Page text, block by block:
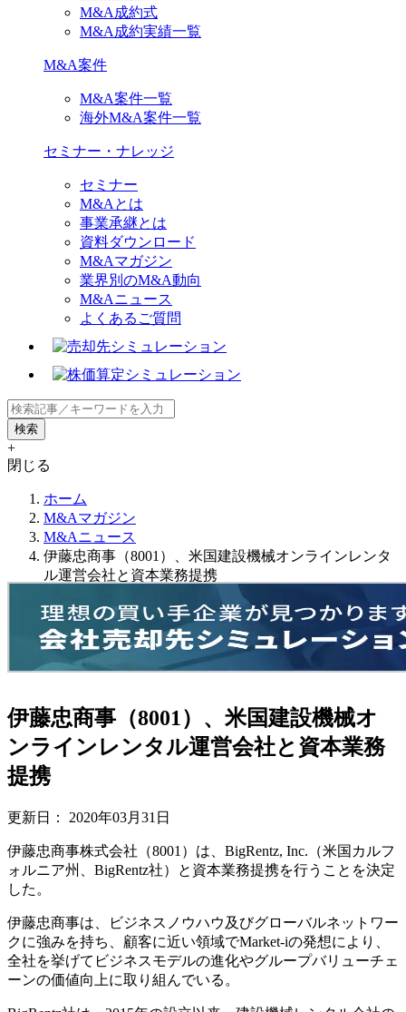
M&A成約式
M&A成約実績一覧
M&A案件
M&A案件一覧
海外M&A案件一覧
セミナー・ナレッジ
セミナー
M&Aとは
事業承継とは
資料ダウンロード
M&Aマガジン
業界別のM&A動向
M&Aニュース
よくあるご質問
+
閉じる
ホーム
M&Aマガジン
M&Aニュース
伊藤忠商事（8001）、米国建設機械オンラインレンタ
ル運営会社と資本業務提携
伊藤忠商事（8001）、米国建設機械オ
ンラインレンタル運営会社と資本業務
提携
更新日： 2020年03月31日
伊藤忠商事株式会社（8001）は、BigRentz, Inc.（米国カルフ
ォルニア州、BigRentz社）と資本業務提携を行うことを決定
した。
伊藤忠商事は、ビジネスノウハウ及びグローバルネットワー
クに強みを持ち、顧客に近い領域でMarket-iの発想により、
全社を挙げてビジネスモデルの進化やグループバリューチェ
ーンの価値向上に取り組んでいる。